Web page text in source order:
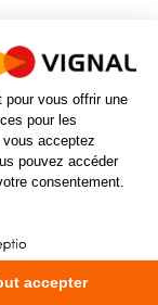
été réalisé.
démarche
pour vous offrir une
pour les
acceptez
pouvez accéder
consentement.
accepter